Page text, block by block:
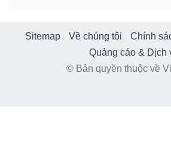
Sitemap Về chúng tôi
Chính
Quảng cáo & Dịch
© Bản quyền thuộc về